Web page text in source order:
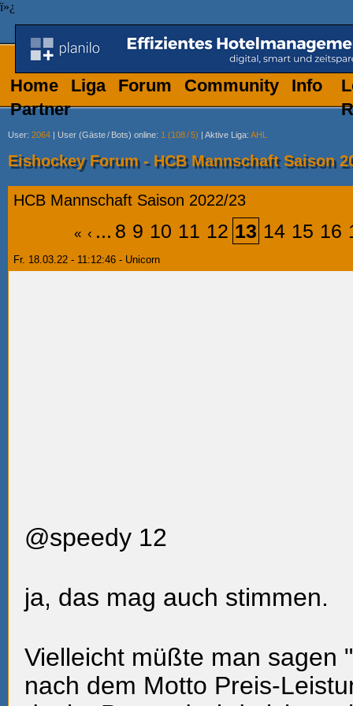
ï»¿
Home Liga Forum Community
Info
Partner
User: 2064 | User (Gäste/ Bots) online: 1 (108/5) | Aktive Liga: AHL
Eishockey Forum - HCB Mannschaft Saison
HCB Mannschaft Saison 2022/23
« ‹ ... 8 9 10 11 12 13 14 15 16
Fr. 18.03.22 - 11:12:46 - Unicorn
@speedy 12
ja, das mag auch stimmen.
Vielleicht müßte man sagen
nach dem Motto Preis-